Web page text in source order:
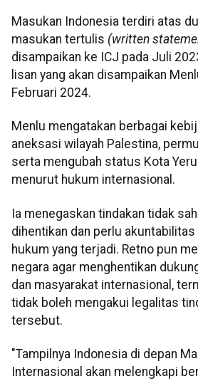
Masukan Indonesia terdiri atas
masukan tertulis (written
disampaikan ke ICJ pada Juli
lisan yang akan disampaikan
Februari 2024.
Menlu mengatakan berbagai
aneksasi wilayah Palestina,
serta mengubah status Kota
menurut hukum internasional.
Ia menegaskan tindakan tidak
dihentikan dan perlu
hukum yang terjadi. Retno pun
negara agar menghentikan
dan masyarakat internasional,
tidak boleh mengakui legalitas
tersebut.
"Tampilnya Indonesia di depan
Internasional akan melengkapi